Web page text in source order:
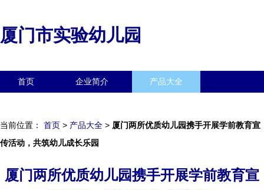
厦门市实验幼儿园
首页 企业简介 产品大全
当前位置： 首页 > 产品大全 > 厦门两所优质幼儿园携手开展学前教育宣
传活动，共筑幼儿成长乐园
厦门两所优质幼儿园携手开展学前教育宣